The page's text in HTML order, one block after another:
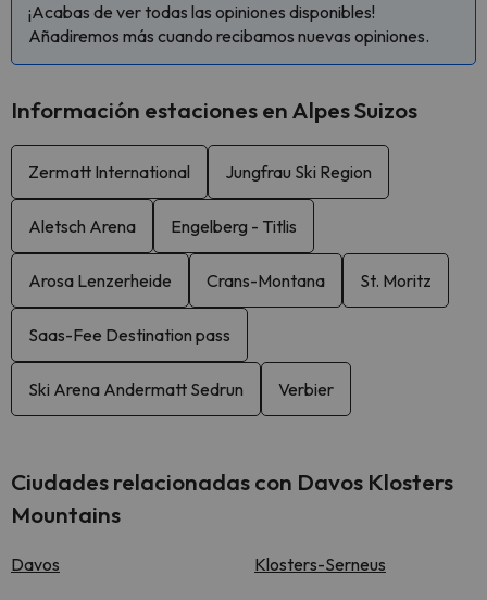
¡Acabas de ver todas las opiniones disponibles!
Añadiremos más cuando recibamos nuevas opiniones.
Información estaciones en Alpes Suizos
Zermatt International Jungfrau Ski Region
Aletsch Arena Engelberg - Titlis
Arosa Lenzerheide Crans-Montana St. Moritz
Saas-Fee Destination pass
Ski Arena Andermatt Sedrun Verbier
Ciudades relacionadas con Davos Klosters
Mountains
Davos Klosters-Serneus